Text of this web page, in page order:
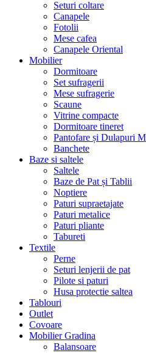
Seturi coltare
Canapele
Fotolii
Mese cafea
Canapele Oriental
Mobilier
Dormitoare
Set sufragerii
Mese sufragerie
Scaune
Vitrine compacte
Dormitoare tineret
Pantofare și Dulapuri
Banchete
Baze si saltele
Saltele
Baze de Pat și Tablii
Noptiere
Paturi supraetajate
Paturi metalice
Paturi pliante
Tabureti
Textile
Perne
Seturi lenjerii de pat
Pilote si paturi
Husa protectie saltea
Tablouri
Outlet
Covoare
Mobilier Gradina
Balansoare